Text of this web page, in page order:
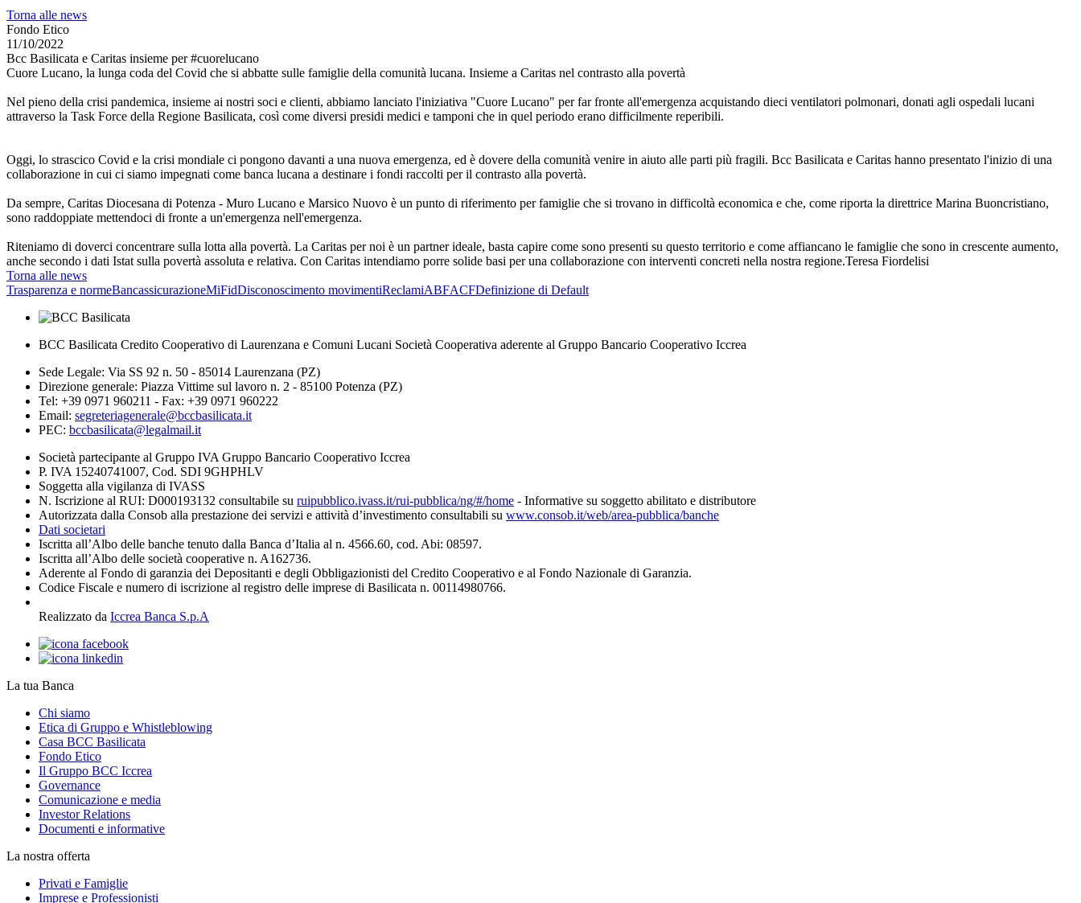
Torna alle news
Fondo Etico
11/10/2022
Bcc Basilicata e Caritas insieme per #cuorelucano
Cuore Lucano, la lunga coda del Covid che si abbatte sulle famiglie della comunità lucana. Insieme a Caritas nel contrasto alla povertà
Nel pieno della crisi pandemica, insieme ai nostri soci e clienti, abbiamo lanciato l'iniziativa "Cuore Lucano" per far fronte all'emergenza acquistando dieci ventilatori polmonari, donati agli ospedali lucani
attraverso la Task Force della Regione Basilicata, così come diversi presidi medici e tamponi che in quel periodo erano difficilmente reperibili.
Oggi, lo strascico Covid e la crisi mondiale ci pongono davanti a una nuova emergenza, ed è dovere della comunità venire in aiuto alle parti più fragili. Bcc Basilicata e Caritas hanno presentato l'inizio di una
collaborazione in cui ci siamo impegnati come banca lucana a destinare i fondi raccolti per il contrasto alla povertà.
Da sempre, Caritas Diocesana di Potenza - Muro Lucano e Marsico Nuovo è un punto di riferimento per famiglie che si trovano in difficoltà economica e che, come riporta la direttrice Marina Buoncristiano,
sono raddoppiate mettendoci di fronte a un'emergenza nell'emergenza.
Riteniamo di doverci concentrare sulla lotta alla povertà. La Caritas per noi è un partner ideale, basta capire come sono presenti su questo territorio e come affiancano le famiglie che sono in crescente aumento,
anche secondo i dati Istat sulla povertà assoluta e relativa. Con Caritas intendiamo porre solide basi per una collaborazione con interventi concreti nella nostra regione.Teresa Fiordelisi
Torna alle news
Trasparenza e normeBancassicurazioneMiFidDisconoscimento movimentiReclamiABFACFDefinizione di Default
BCC Basilicata Credito Cooperativo di Laurenzana e Comuni Lucani Società Cooperativa aderente al Gruppo Bancario Cooperativo Iccrea
Sede Legale: Via SS 92 n. 50 - 85014 Laurenzana (PZ)
Direzione generale: Piazza Vittime sul lavoro n. 2 - 85100 Potenza (PZ)
Tel: +39 0971 960211 - Fax: +39 0971 960222
Email: segreteriagenerale@bccbasilicata.it
PEC: bccbasilicata@legalmail.it
Società partecipante al Gruppo IVA Gruppo Bancario Cooperativo Iccrea
P. IVA 15240741007, Cod. SDI 9GHPHLV
Soggetta alla vigilanza di IVASS
N. Iscrizione al RUI: D000193132 consultabile su ruipubblico.ivass.it/rui-pubblica/ng/#/home - Informative su soggetto abilitato e distributore
Autorizzata dalla Consob alla prestazione dei servizi e attività d’investimento consultabili su www.consob.it/web/area-pubblica/banche
Dati societari
Iscritta all’Albo delle banche tenuto dalla Banca d’Italia al n. 4566.60, cod. Abi: 08597.
Iscritta all’Albo delle società cooperative n. A162736.
Aderente al Fondo di garanzia dei Depositanti e degli Obbligazionisti del Credito Cooperativo e al Fondo Nazionale di Garanzia.
Codice Fiscale e numero di iscrizione al registro delle imprese di Basilicata n. 00114980766.
Realizzato da Iccrea Banca S.p.A
La tua Banca
Chi siamo
Etica di Gruppo e Whistleblowing
Casa BCC Basilicata
Fondo Etico
Il Gruppo BCC Iccrea
Governance
Comunicazione e media
Investor Relations
Documenti e informative
La nostra offerta
Privati e Famiglie
Imprese e Professionisti